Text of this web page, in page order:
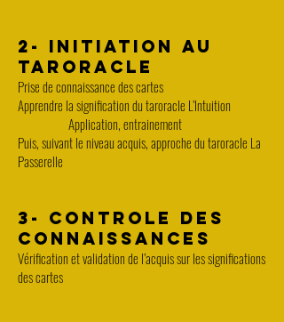
2- INITIATION AU
TARORACLE
Prise de connaissance des cartes
Apprendre la signification du taroracle L’Intuition
Application, entrainement
Puis, suivant le niveau acquis, approche du taroracle La
Passerelle
3- CONTROLE DES
CONNAISSANCES
Vérification et validation de l’acquis sur les significations
des cartes